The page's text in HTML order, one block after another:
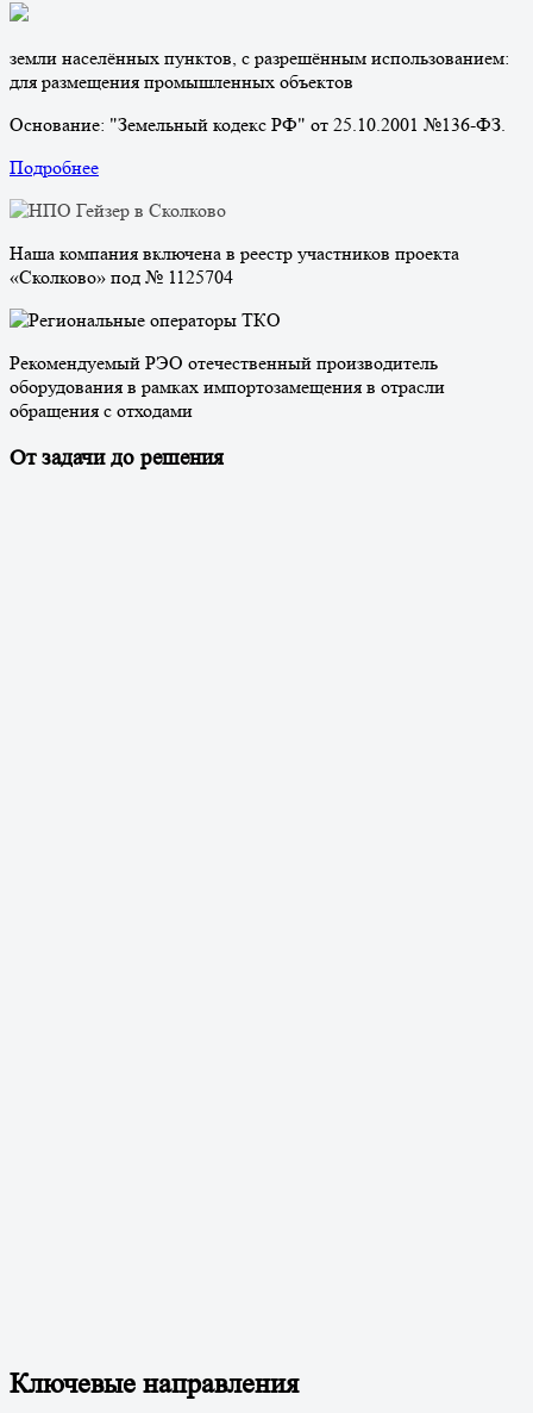
земли населённых пунктов, с разрешённым использованием:
для размещения промышленных объектов
Основание: "Земельный кодекс РФ" от 25.10.2001 №136-ФЗ.
Подробнее
Наша компания включена в реестр участников проекта
«Сколково» под № 1125704
Рекомендуемый РЭО отечественный производитель
оборудования в рамках импортозамещения в отрасли
обращения с отходами
От задачи до решения
Ключевые направления